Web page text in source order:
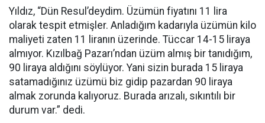
Yıldız, “Dün Resul’deydim. Üzümün fiyatını 11 lira
olarak tespit etmişler. Anladığım kadarıyla üzümün kilo
maliyeti zaten 11 liranın üzerinde. Tüccar 14-15 liraya
almıyor. Kızılbağ Pazarı’ndan üzüm almış bir tanıdığım,
90 liraya aldığını söylüyor. Yani sizin burada 15 liraya
satamadığınız üzümü biz gidip pazardan 90 liraya
almak zorunda kalıyoruz. Burada arızalı, sıkıntılı bir
durum var.” dedi.